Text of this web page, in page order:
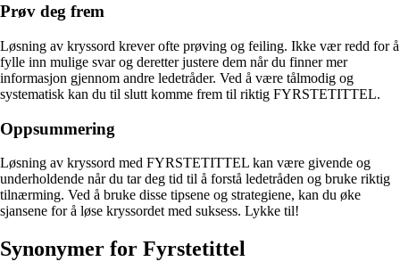
Prøv deg frem
Løsning av kryssord krever ofte prøving og feiling. Ikke vær redd for å
fylle inn mulige svar og deretter justere dem når du finner mer
informasjon gjennom andre ledetråder. Ved å være tålmodig og
systematisk kan du til slutt komme frem til riktig FYRSTETITTEL.
Oppsummering
Løsning av kryssord med FYRSTETITTEL kan være givende og
underholdende når du tar deg tid til å forstå ledetråden og bruke riktig
tilnærming. Ved å bruke disse tipsene og strategiene, kan du øke
sjansene for å løse kryssordet med suksess. Lykke til!
Synonymer for Fyrstetittel